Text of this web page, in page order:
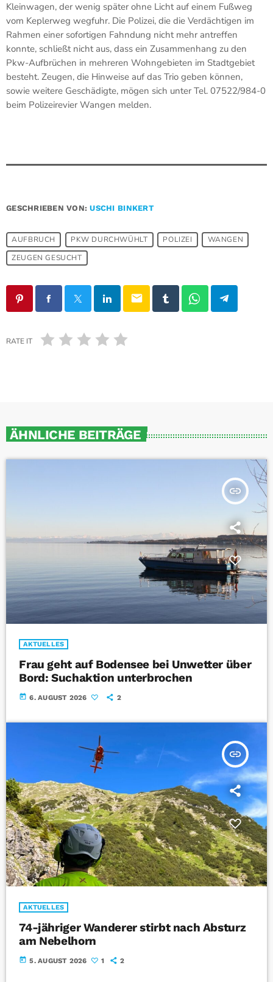
Kleinwagen, der wenig später ohne Licht auf einem Fußweg
vom Keplerweg wegfuhr. Die Polizei, die die Verdächtigen im
Rahmen einer sofortigen Fahndung nicht mehr antreffen
konnte, schließt nicht aus, dass ein Zusammenhang zu den
Pkw-Aufbrüchen in mehreren Wohngebieten im Stadtgebiet
besteht. Zeugen, die Hinweise auf das Trio geben können,
sowie weitere Geschädigte, mögen sich unter Tel. 07522/984-0
beim Polizeirevier Wangen melden.
GESCHRIEBEN VON:USCHI BINKERT
AUFBRUCH PKW DURCHWÜHLT POLIZEI
WANGEN
ZEUGEN GESUCHT
email
RATE IT
ÄHNLICHE BEITRÄGE
insert_link
AKTUELLES
Frau geht auf Bodensee bei Unwetter über
Bord: Suchaktion unterbrochen
today 6. AUGUST 2026 2
insert_link
AKTUELLES
74-jähriger Wanderer stirbt nach Absturz
am Nebelhorn
today 5. AUGUST 2026 1 2